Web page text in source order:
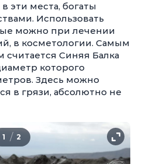
эти места, богаты
Использовать
можно при лечении
в косметологии. Самым
Синяя Балка
которого
Здесь можно
в грязи, абсолютно не
1 / 2